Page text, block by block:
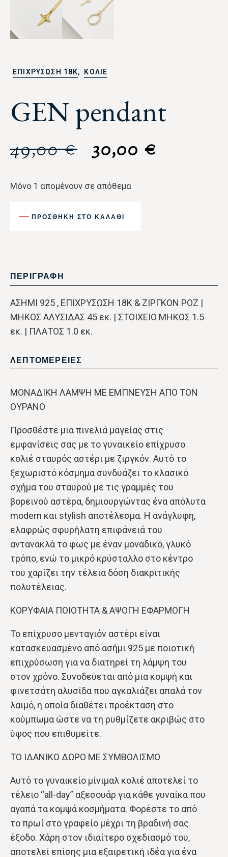
ΕΠΙΧΡΥΣΩΣΗ 18Κ, ΚΟΛΙΕ
GEN pendant
49,00€ 30,00 €
Μόνο 1 απομένουν σε απόθεμα
ΠΡΟΣΘΉΚΗ ΣΤΟ ΚΑΛΆΘΙ
ΠΕΡΙΓΡΑΦΗ
ΑΣΗΜΙ 925 , ΕΠΙΧΡΥΣΩΣΗ 18Κ & ΖΙΡΓΚΟΝ ΡΟΖ |
ΜΗΚΟΣ ΑΛΥΣΙΔΑΣ 45 εκ. | ΣΤΟΙΧΕΙΟ ΜΗΚΟΣ 1.5
εκ. | ΠΛΑΤΟΣ 1.0 εκ.
ΛΕΠΤΟΜΕΡΕΙΕΣ
ΜΟΝΑΔΙΚΗ ΛΑΜΨΗ ΜΕ ΕΜΠΝΕΥΣΗ ΑΠΟ ΤΟΝ
ΟΥΡΑΝΟ
Προσθέστε μια πινελιά μαγείας στις
εμφανίσεις σας με το γυναικείο επίχρυσο
κολιέ σταυρός αστέρι με ζιργκόν. Αυτό το
ξεχωριστό κόσμημα συνδυάζει το κλασικό
σχήμα του σταυρού με τις γραμμές του
βορεινού αστέρα, δημιουργώντας ένα απόλυτα
modern και stylish αποτέλεσμα. Η ανάγλυφη,
ελαφρώς σφυρήλατη επιφάνειά του
αντανακλά το φως με έναν μοναδικό, γλυκό
τρόπο, ενώ το μικρό κρύσταλλο στο κέντρο
του χαρίζει την τέλεια δόση διακριτικής
πολυτέλειας.
ΚΟΡΥΦΑΙΑ ΠΟΙΟΤΗΤΑ & ΑΨΟΓΗ ΕΦΑΡΜΟΓΗ
Το επίχρυσο μενταγιόν αστέρι είναι
κατασκευασμένο από ασήμι 925 με ποιοτική
επιχρύσωση για να διατηρεί τη λάμψη του
στον χρόνο. Συνοδεύεται από μια κομψή και
φινετσάτη αλυσίδα που αγκαλιάζει απαλά τον
λαιμό, η οποία διαθέτει προέκταση στο
κούμπωμα ώστε να τη ρυθμίζετε ακριβώς στο
ύψος που επιθυμείτε.
ΤΟ ΙΔΑΝΙΚΟ ΔΩΡΟ ΜΕ ΣΥΜΒΟΛΙΣΜΟ
Αυτό το γυναικείο μίνιμαλ κολιέ αποτελεί το
τέλειο “all-day” αξεσουάρ για κάθε γυναίκα που
αγαπά τα κομψά κοσμήματα. Φορέστε το από
το πρωί στο γραφείο μέχρι τη βραδινή σας
έξοδο. Χάρη στον ιδιαίτερο σχεδιασμό του,
αποτελεί επίσης μια εξαιρετική ιδέα για ένα